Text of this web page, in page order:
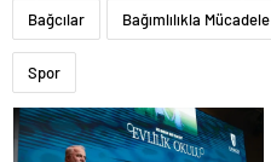
Bağcılar Bağımlılıkla Mücadele
Spor